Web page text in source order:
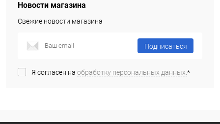
Новости магазина
Свежие новости магазина
Подписаться
Я согласен на обработку персональных данных.*